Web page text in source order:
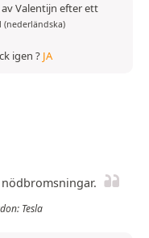
Valentijn efter ett
(nederländska)
igen ? JA
Tesla